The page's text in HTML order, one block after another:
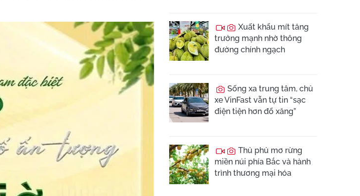
Xuất khẩu mít tăng
trưởng mạnh nhờ thông
đường chính ngạch
Sống xa trung tâm, chủ
xe VinFast vẫn tự tin “sạc
điện tiện hơn đổ xăng”
Thủ phủ mơ rừng
miền núi phía Bắc và hành
trình thương mại hóa